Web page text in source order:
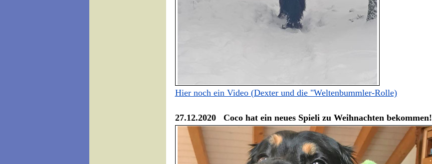
Hier noch ein Video (Dexter und die "Weltenbummler-Rolle)
27.12.2020 Coco hat ein neues Spieli zu Weihnachten bekommen!